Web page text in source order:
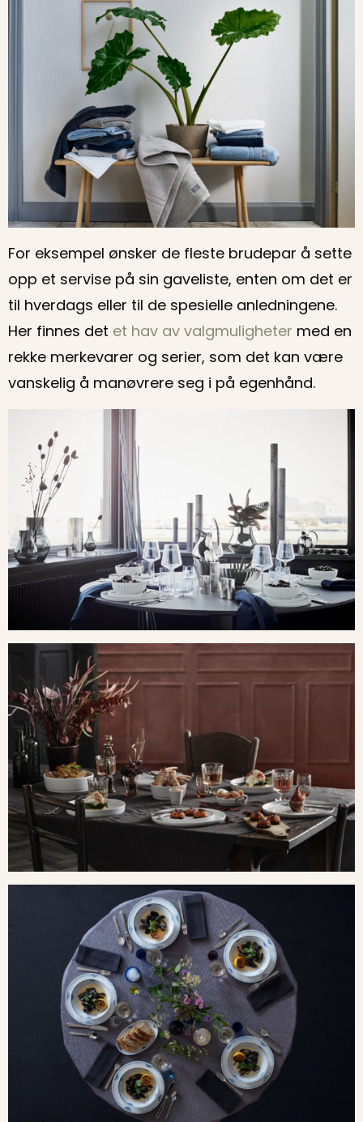
For eksempel ønsker de fleste brudepar å sette
opp et servise på sin gaveliste, enten om det er
til hverdags eller til de spesielle anledningene.
Her finnes det et hav av valgmuligheter med en
rekke merkevarer og serier, som det kan være
vanskelig å manøvrere seg i på egenhånd.